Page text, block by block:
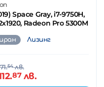
Space Gray, i7-9750H,
Radeon Pro 5300M
Лизинг
54лв.
87лв.